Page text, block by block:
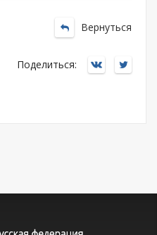
Вернуться
Поделиться: